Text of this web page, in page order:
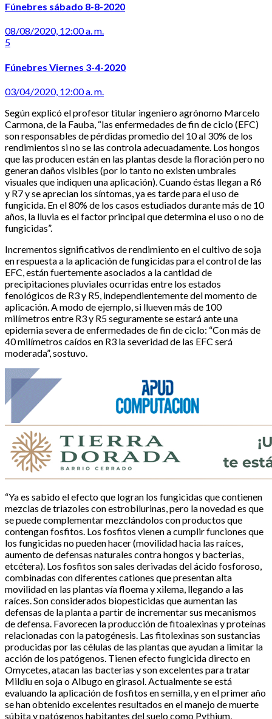
Fúnebres sábado 8-8-2020
08/08/2020, 12:00 a. m.
5
Fúnebres Viernes 3-4-2020
03/04/2020, 12:00 a. m.
Según explicó el profesor titular ingeniero agrónomo Marcelo
Carmona, de la Fauba, “las enfermedades de fin de ciclo (EFC)
son responsables de pérdidas promedio del 10 al 30% de los
rendimientos si no se las controla adecuadamente. Los hongos
que las producen están en las plantas desde la floración pero no
generan daños visibles (por lo tanto no existen umbrales
visuales que indiquen una aplicación). Cuando éstas llegan a R6
y R7 y se aprecian los síntomas, ya es tarde para el uso de
fungicida. En el 80% de los casos estudiados durante más de 10
años, la lluvia es el factor principal que determina el uso o no de
fungicidas”.
Incrementos significativos de rendimiento en el cultivo de soja
en respuesta a la aplicación de fungicidas para el control de las
EFC, están fuertemente asociados a la cantidad de
precipitaciones pluviales ocurridas entre los estados
fenológicos de R3 y R5, independientemente del momento de
aplicación. A modo de ejemplo, si llueven más de 100
milímetros entre R3 y R5 seguramente se estará ante una
epidemia severa de enfermedades de fin de ciclo: “Con más de
40 milímetros caídos en R3 la severidad de las EFC será
moderada”, sostuvo.
“Ya es sabido el efecto que logran los fungicidas que contienen
mezclas de triazoles con estrobilurinas, pero la novedad es que
se puede complementar mezclándolos con productos que
contengan fosfitos. Los fosfitos vienen a cumplir funciones que
los fungicidas no pueden hacer (movilidad hacia las raíces,
aumento de defensas naturales contra hongos y bacterias,
etcétera). Los fosfitos son sales derivadas del ácido fosforoso,
combinadas con diferentes cationes que presentan alta
movilidad en las plantas vía floema y xilema, llegando a las
raíces. Son considerados biopesticidas que aumentan las
defensas de la planta a partir de incrementar sus mecanismos
de defensa. Favorecen la producción de fitoalexinas y proteínas
relacionadas con la patogénesis. Las fitolexinas son sustancias
producidas por las células de las plantas que ayudan a limitar la
acción de los patógenos. Tienen efecto fungicida directo en
Omycetes, atacan las bacterias y son excelentes para tratar
Mildiu en soja o Albugo en girasol. Actualmente se está
evaluando la aplicación de fosfitos en semilla, y en el primer año
se han obtenido excelentes resultados en el manejo de muerte
súbita y patógenos habitantes del suelo como Pythium,